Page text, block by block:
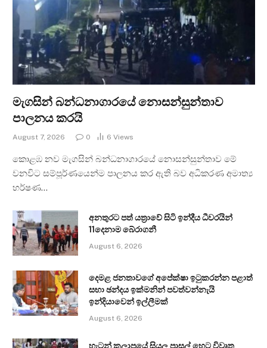
මැගසින් බන්ධනාගාරයේ නොසන්සුන්තාව
පාලනය කරයි
August 7, 2026 0 6 Views
කොළඹ නව මැගසින් බන්ධනාගාරයේ නොසන්සුන්තාව මේ
වනවිට සම්පූර්ණයෙන්ම පාලනය කර ඇති බව අධිකරණ අමාත්‍ය
හර්ෂණ…
අනතුරට පත් යත්‍රාවේ සිටි ඉන්දීය ධීවරයින්
11දෙනාම බේරාගනී
August 6, 2026
දෙමළ ජනතාවගේ අපේක්ෂා ඉටුකරන්න පළාත්
සභා ඡන්දය ඉක්මනින් පවත්වන්නැයි
ඉන්දියාවෙන් ඉල්ලීමක්
August 6, 2026
හැටන් කලාපයේ සියලු පාසල් හෙට විවෘත